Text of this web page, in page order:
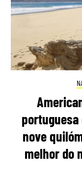
portuguesa
nove
melhor do